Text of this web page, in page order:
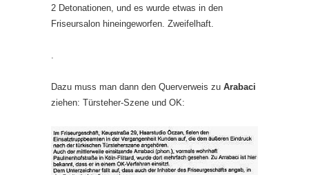
2 Detonationen, und es wurde etwas in den
Friseursalon hineingeworfen. Zweifelhaft.
.
Dazu muss man dann den Querverweis zu Arabaci
ziehen: Türsteher-Szene und OK: